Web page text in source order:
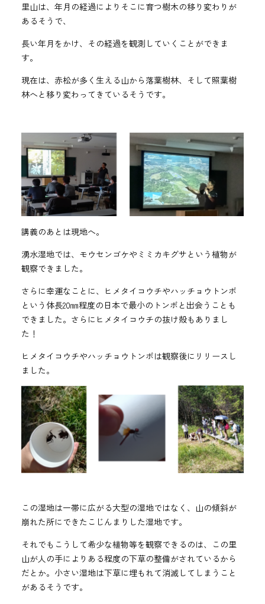
里山は、年月の経過によりそこに育つ樹木の移り変わりが
あるそうで、
長い年月をかけ、その経過を観測していくことができま
す。
現在は、赤松が多く生える山から落葉樹林、そして照葉樹
林へと移り変わってきているそうです。
講義のあとは現地へ。
湧水湿地では、モウセンゴケやミミカキグサという植物が
観察できました。
さらに幸運なことに、ヒメタイコウチやハッチョウトンボ
という体長20㎜程度の日本で最小のトンボと出会うことも
できました。さらにヒメタイコウチの抜け殻もありまし
た！
ヒメタイコウチやハッチョウトンボは観察後にリリースし
ました。
この湿地は一帯に広がる大型の湿地ではなく、山の傾斜が
崩れた所にできたこじんまりした湿地です。
それでもこうして希少な植物等を観察できるのは、この里
山が人の手によりある程度の下草の整備がされているから
だとか。小さい湿地は下草に埋もれて消滅してしまうこと
があるそうです。